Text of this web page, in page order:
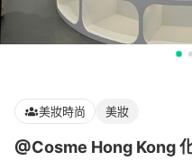
美妝時尚 美妝
@Cosme Hong Kong